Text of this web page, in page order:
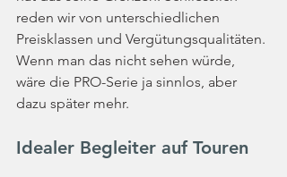
reden wir von unterschiedlichen
Preisklassen und Vergütungsqualitäten.
Wenn man das nicht sehen würde,
wäre die PRO-Serie ja sinnlos, aber
dazu später mehr.
Idealer Begleiter auf Touren